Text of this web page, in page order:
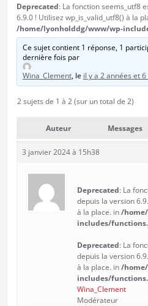
Deprecated: La fonction seems_utf8
6.9.0 ! Utilisez wp_is_valid_utf8() à la
/home/lyonholddg/www/wp-
Ce sujet contient 1 réponse, 1
dernière fois par
Wina_Clement, le il y a 2 années et
2 sujets de 1 à 2 (sur un total de 2)
Auteur Messages
3 janvier 2024 à 15h38
Deprecated: La
depuis la version
à la place. in/
includes/
Deprecated: La
depuis la version
à la place. in/
includes/
Wina_Clement
Modérateur